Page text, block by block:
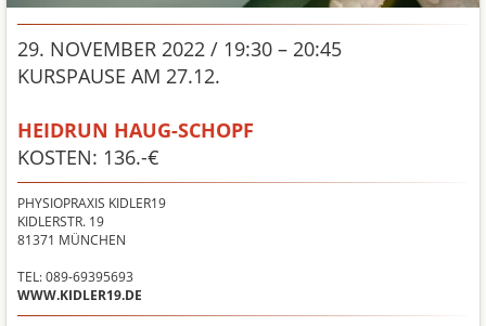
29. NOVEMBER 2022 / 19:30 – 20:45
KURSPAUSE AM 27.12.
HEIDRUN HAUG-SCHOPF
KOSTEN: 136.-€
PHYSIOPRAXIS KIDLER19
KIDLERSTR. 19
81371 MÜNCHEN
TEL: 089-69395693
WWW.KIDLER19.DE